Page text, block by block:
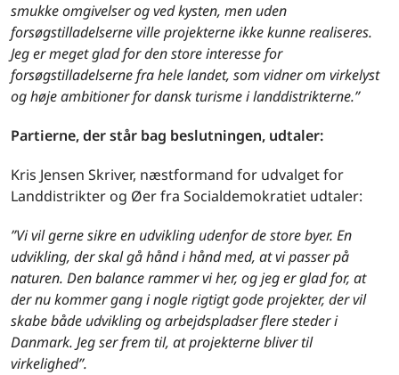
smukke omgivelser og ved kysten, men uden
forsøgstilladelserne ville projekterne ikke kunne realiseres.
Jeg er meget glad for den store interesse for
forsøgstilladelserne fra hele landet, som vidner om virkelyst
og høje ambitioner for dansk turisme i landdistrikterne.”
Partierne, der står bag beslutningen, udtaler:
Kris Jensen Skriver, næstformand for udvalget for
Landdistrikter og Øer fra Socialdemokratiet udtaler:
”Vi vil gerne sikre en udvikling udenfor de store byer. En
udvikling, der skal gå hånd i hånd med, at vi passer på
naturen. Den balance rammer vi her, og jeg er glad for, at
der nu kommer gang i nogle rigtigt gode projekter, der vil
skabe både udvikling og arbejdspladser flere steder i
Danmark. Jeg ser frem til, at projekterne bliver til
virkelighed”.